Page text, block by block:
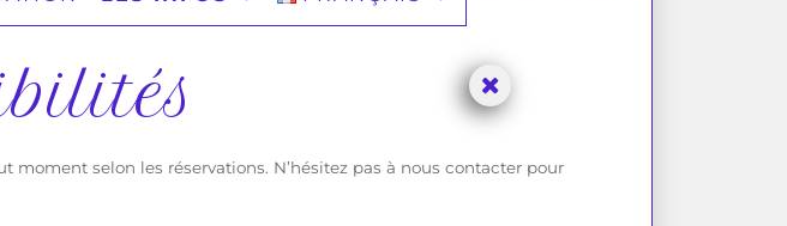
selon les réservations. N’hésitez pas à nous contacter pour